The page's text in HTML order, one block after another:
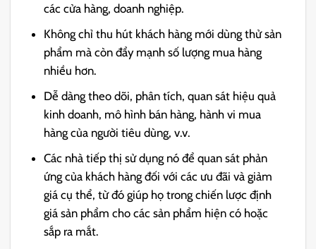
các cửa hàng, doanh nghiệp.
Không chỉ thu hút khách hàng mới dùng thử sản
phẩm mà còn đẩy mạnh số lượng mua hàng
nhiều hơn.
Dễ dàng theo dõi, phân tích, quan sát hiệu quả
kinh doanh, mô hình bán hàng, hành vi mua
hàng của người tiêu dùng, v.v.
Các nhà tiếp thị sử dụng nó để quan sát phản
ứng của khách hàng đối với các ưu đãi và giảm
giá cụ thể, từ đó giúp họ trong chiến lược định
giá sản phẩm cho các sản phẩm hiện có hoặc
sắp ra mắt.